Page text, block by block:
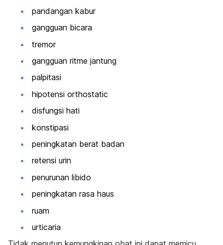
pandangan kabur
gangguan bicara
tremor
gangguan ritme jantung
palpitasi
hipotensi orthostatic
disfungsi hati
konstipasi
peningkatan berat badan
retensi urin
penurunan libido
peningkatan rasa haus
ruam
urticaria